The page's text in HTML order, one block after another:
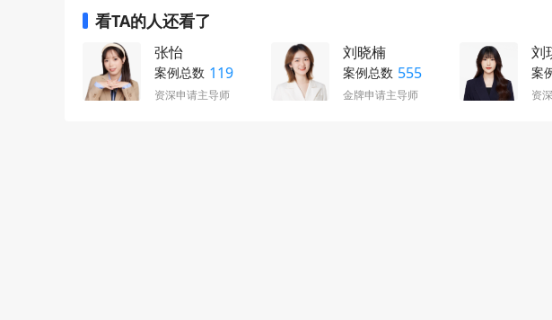
看TA的人还看了
张怡
案例总数 119
资深申请主导师
刘晓楠
案例总数 555
金牌申请主导师
刘
案
资